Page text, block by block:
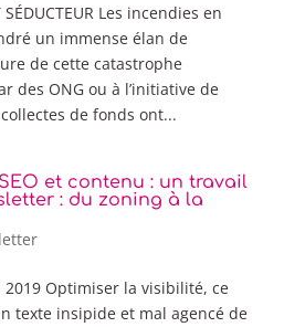
SÉDUCTEUR Les incendies en
un immense élan de
de cette catastrophe
des ONG ou à l’initiative de
de fonds ont...
et contenu : un travail
: du zoning à la
Optimiser la visibilité, ce
texte insipide et mal agencé de